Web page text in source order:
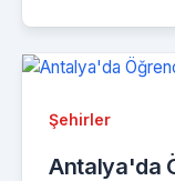
Şehirler
Antalya'da